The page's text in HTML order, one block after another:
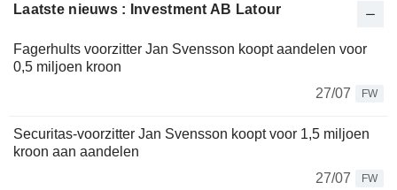
Laatste nieuws : Investment AB Latour
Fagerhults voorzitter Jan Svensson koopt aandelen voor
0,5 miljoen kroon
27/07
FW
Securitas-voorzitter Jan Svensson koopt voor 1,5 miljoen
kroon aan aandelen
27/07
FW